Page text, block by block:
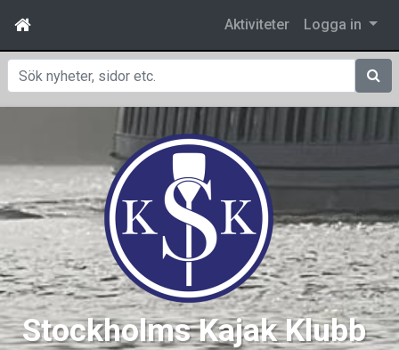
Aktiviteter Logga in
Sök
Stockholms Kajak Klubb